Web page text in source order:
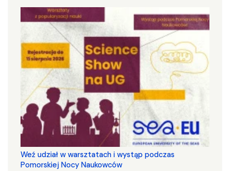
Weź udział w warsztatach i wystąp podczas
Pomorskiej Nocy Naukowców